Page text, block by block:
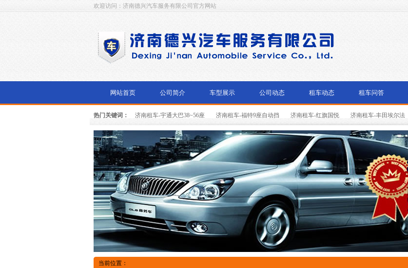
欢迎访问：济南德兴汽车服务有限公司官方网站
网站首页 公司简介 车型展示 公司动态 租车动态 租车问答
热门关键词： 济南租车-宇通大巴38~56座 济南租车-福特9座自动挡 济南租车-红旗国悦 济南租车-丰田埃尔法
当前位置：